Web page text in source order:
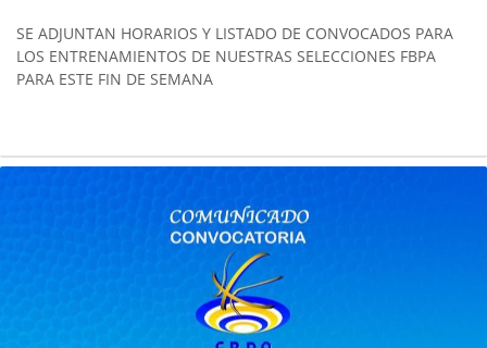
SE ADJUNTAN HORARIOS Y LISTADO DE CONVOCADOS PARA
LOS ENTRENAMIENTOS DE NUESTRAS SELECCIONES FBPA
PARA ESTE FIN DE SEMANA